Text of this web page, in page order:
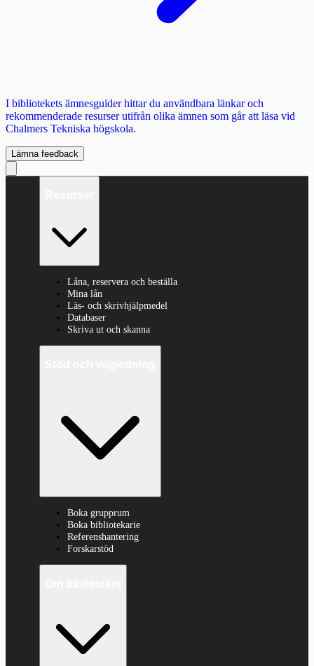
I bibliotekets ämnesguider hittar du användbara länkar och
rekommenderade resurser utifrån olika ämnen som går att läsa vid
Chalmers Tekniska högskola.
Lämna feedback
Låna, reservera och beställa
Mina lån
Läs- och skrivhjälpmedel
Databaser
Skriva ut och skanna
Boka grupprum
Boka bibliotekarie
Referenshantering
Forskarstöd